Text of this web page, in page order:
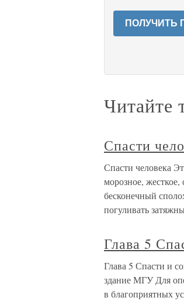
ПОЛУЧИТЬ
Читайте
Спасти
Спасти человека
морозное,
бесконечный
погуливать
Глава 5
Глава 5 Спасти и
здание МГУ Для
в благоприятных